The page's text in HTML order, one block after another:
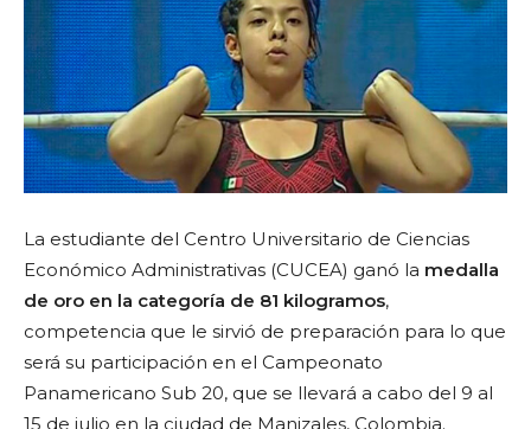
La estudiante del Centro Universitario de Ciencias
Económico Administrativas (CUCEA) ganó la medalla
de oro en la categoría de 81 kilogramos,
competencia que le sirvió de preparación para lo que
será su participación en el Campeonato
Panamericano Sub 20, que se llevará a cabo del 9 al
15 de julio en la ciudad de Manizales, Colombia.